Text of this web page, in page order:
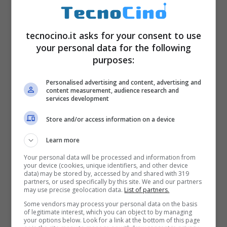
in modo tale che, attraverso la rete wi-fi, il
sistema possa iniziare a funzionare
correttamente.
NOTA SU ALCUNE
tecnocino.it asks for your consent to use
your personal data for the following
purposes:
Personalised advertising and content, advertising and
content measurement, audience research and
services development
Store and/or access information on a device
Learn more
Your personal data will be processed and information from
your device (cookies, unique identifiers, and other device
data) may be stored by, accessed by and shared with 319
partners, or used specifically by this site. We and our partners
may use precise geolocation data. List of partners.
Some vendors may process your personal data on the basis
of legitimate interest, which you can object to by managing
your options below. Look for a link at the bottom of this page